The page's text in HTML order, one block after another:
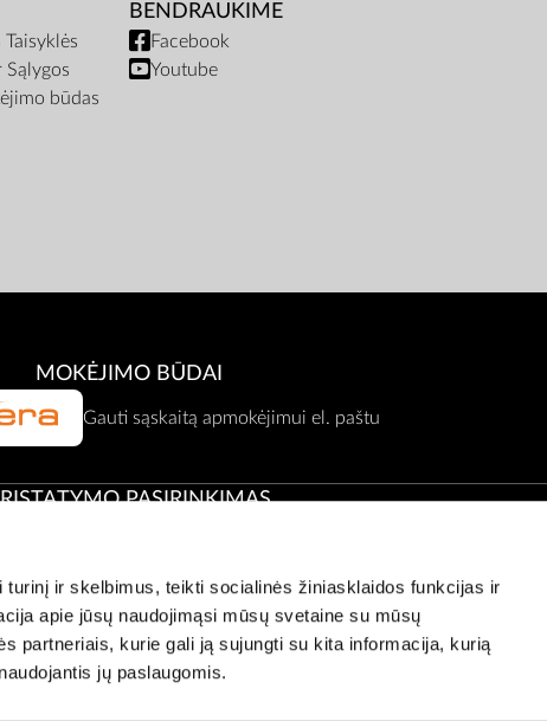
ir skelbimus, teikti socialinės žiniasklaidos funkcijas ir
apie jūsų naudojimąsi mūsų svetaine su mūsų
partneriais, kurie gali ją sujungti su kita informacija, kurią
jų paslaugomis.
būdas
BENDRAUKIME
Facebook
Youtube
MOKĖJIMO BŪDAI
Gauti sąskaitą apmokėjimui el. paštu
PASIRINKIMAS
office@zepter.lt;Tel:0 800 00001, (05) 2636121